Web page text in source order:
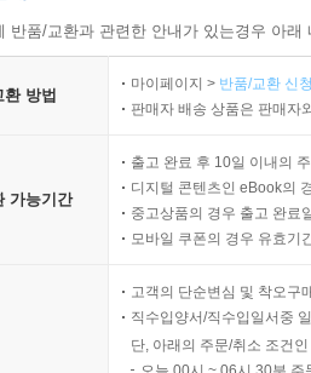
반품/교환과 관련한 안내가 있는경우 아
환 방법
마이페이지 > 반품/교환 신
판매자 배송 상품은 판매자
가능기간
출고 완료 후 10일 이내의
디지털 콘텐츠인 eBook의
중고상품의 경우 출고 완료
모바일 쿠폰의 경우 유효기
고객의 단순변심 및 착오구
직수입양서/직수입일서중
단, 아래의 주문/취소 조건